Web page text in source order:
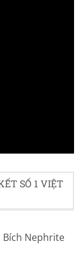
SỐ 1 VIỆT
Bích Nephrite